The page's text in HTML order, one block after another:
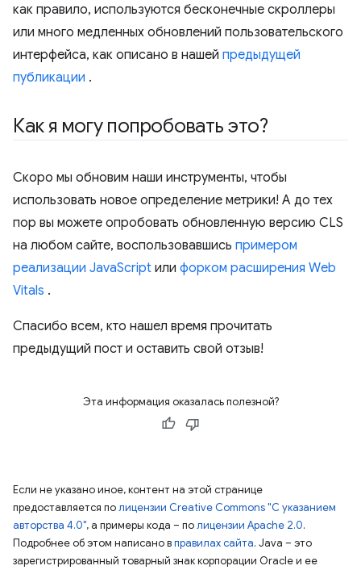
как правило, используются бесконечные скроллеры
или много медленных обновлений пользовательского
интерфейса, как описано в нашей предыдущей
публикации .
Как я могу попробовать это?
Скоро мы обновим наши инструменты, чтобы
использовать новое определение метрики! А до тех
пор вы можете опробовать обновленную версию CLS
на любом сайте, воспользовавшись примером
реализации JavaScript или форком расширения Web
Vitals .
Спасибо всем, кто нашел время прочитать
предыдущий пост и оставить свой отзыв!
Эта информация оказалась полезной?
Если не указано иное, контент на этой странице
предоставляется полицензии Creative Commons "С указанием
авторства 4.0", а примеры кода – полицензии Apache 2.0.
Подробнее об этом написано вправилах сайта. Java – это
зарегистрированный товарный знак корпорации Oracle и ее